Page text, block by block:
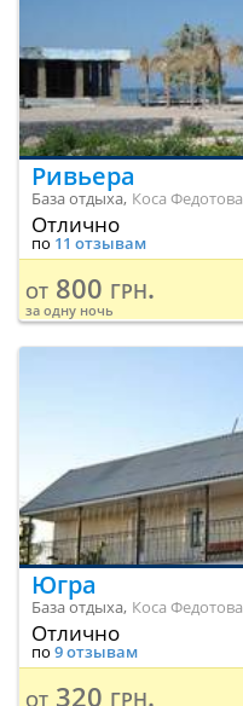
Ривьера
База отдыха, Коса Федотова
Отлично
по 11 отзывам
от 800 грн.
за одну ночь
Югра
База отдыха, Коса Федотова
Отлично
по 9 отзывам
от 320 грн.